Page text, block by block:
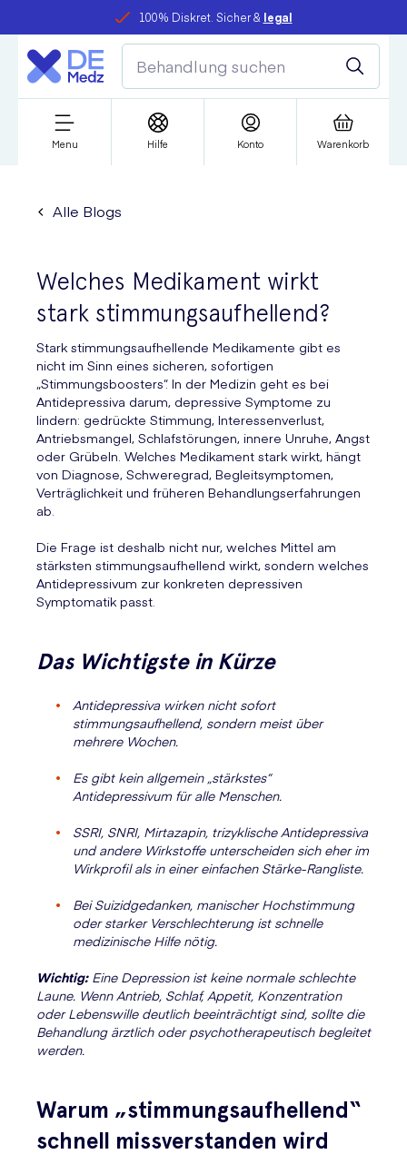
100% Diskret. Sicher & legal
Menu Hilfe Konto Warenkorb
Alle Blogs
Welches Medikament wirkt
stark stimmungsaufhellend?
Stark stimmungsaufhellende Medikamente gibt es
nicht im Sinn eines sicheren, sofortigen
„Stimmungsboosters“. In der Medizin geht es bei
Antidepressiva darum, depressive Symptome zu
lindern: gedrückte Stimmung, Interessenverlust,
Antriebsmangel, Schlafstörungen, innere Unruhe, Angst
oder Grübeln. Welches Medikament stark wirkt, hängt
von Diagnose, Schweregrad, Begleitsymptomen,
Verträglichkeit und früheren Behandlungserfahrungen
ab.
Die Frage ist deshalb nicht nur, welches Mittel am
stärksten stimmungsaufhellend wirkt, sondern welches
Antidepressivum zur konkreten depressiven
Symptomatik passt.
Das Wichtigste in Kürze
Antidepressiva wirken nicht sofort
stimmungsaufhellend, sondern meist über
mehrere Wochen.
Es gibt kein allgemein „stärkstes“
Antidepressivum für alle Menschen.
SSRI, SNRI, Mirtazapin, trizyklische Antidepressiva
und andere Wirkstoffe unterscheiden sich eher im
Wirkprofil als in einer einfachen Stärke-Rangliste.
Bei Suizidgedanken, manischer Hochstimmung
oder starker Verschlechterung ist schnelle
medizinische Hilfe nötig.
Wichtig:Eine Depression ist keine normale schlechte
Laune. Wenn Antrieb, Schlaf, Appetit, Konzentration
oder Lebenswille deutlich beeinträchtigt sind, sollte die
Behandlung ärztlich oder psychotherapeutisch begleitet
werden.
Warum „stimmungsaufhellend“
schnell missverstanden wird